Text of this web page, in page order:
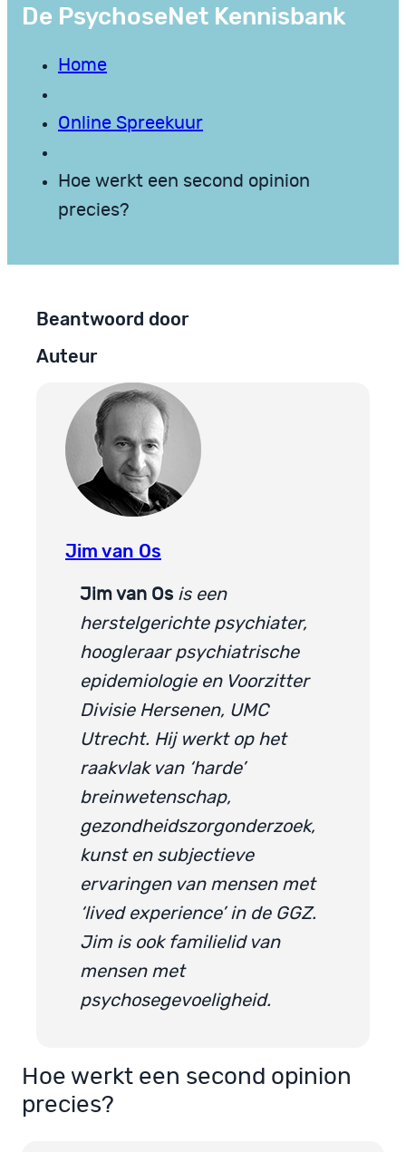
De PsychoseNet Kennisbank
Home
Online Spreekuur
Hoe werkt een second opinion
precies?
Beantwoord door
Auteur
Jim van Os
Jim van Os is een
herstelgerichte psychiater,
hoogleraar psychiatrische
epidemiologie en Voorzitter
Divisie Hersenen, UMC
Utrecht. Hij werkt op het
raakvlak van ‘harde’
breinwetenschap,
gezondheidszorgonderzoek,
kunst en subjectieve
ervaringen van mensen met
‘lived experience’ in de GGZ.
Jim is ook familielid van
mensen met
psychosegevoeligheid.
Hoe werkt een second opinion
precies?